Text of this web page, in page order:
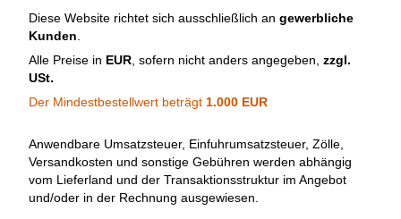
Diese Website richtet sich ausschließlich an gewerbliche
Kunden
Alle Preise in EUR , sofern nicht anders angegeben, zzgl.
USt.
Der Mindestbestellwert beträgt 1.000 EUR
Anwendbare Umsatzsteuer, Einfuhrumsatzsteuer, Zölle,
Versandkosten und sonstige Gebühren werden abhängig
vom Lieferland und der Transaktionsstruktur im Angebot
und/oder in der Rechnung ausgewiesen.